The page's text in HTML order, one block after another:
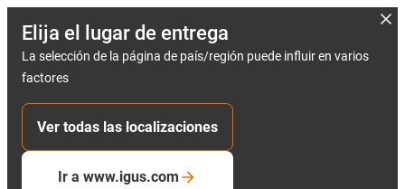
Elija el lugar de entrega
La selección de la página de país/región puede influir en varios
factores
Ver todas las localizaciones
Ir a www.igus.com